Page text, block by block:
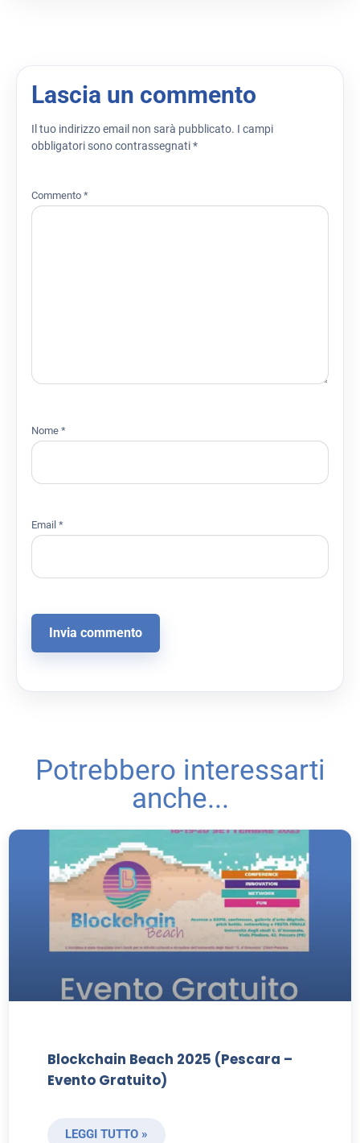
Lascia un commento
Il tuo indirizzo email non sarà pubblicato. I campi
obbligatori sono contrassegnati*
Commento *
Nome *
Email *
Potrebbero interessarti
anche...
Blockchain Beach 2025 (Pescara –
Evento Gratuito)
LEGGI TUTTO »